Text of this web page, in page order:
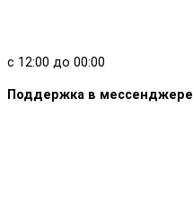
с 12:00 до 00:00
Поддержка в мессенджере